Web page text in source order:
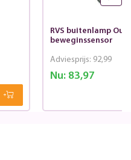
RVS buitenlamp
beweginssensor
Nu:83,97
Adviesprijs: 92,99